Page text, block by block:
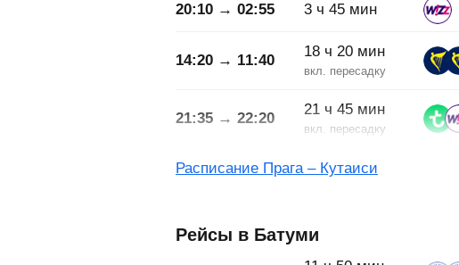
20:10 → 02:55 3 ч 45 мин
14:20 → 11:40
18 ч 20 мин
21:35 → 22:20
21 ч 45 мин
Расписание Прага – Кутаиси
Рейсы в Батуми